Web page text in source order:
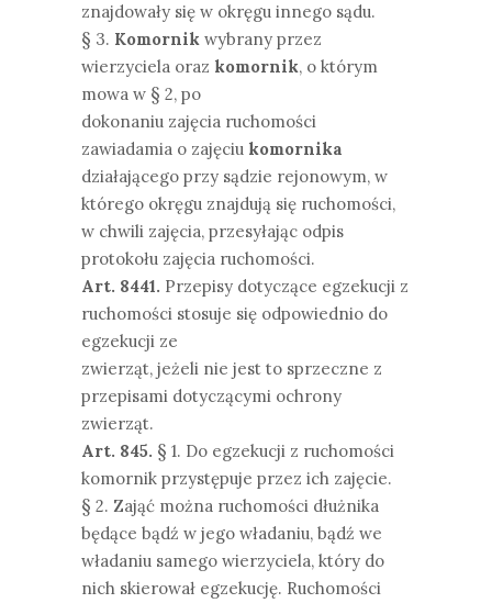
znajdowały się w okręgu innego sądu.
§ 3. Komornik wybrany przez
wierzyciela oraz komornik, o którym
mowa w § 2, po
dokonaniu zajęcia ruchomości
zawiadamia o zajęciu komornika
działającego przy sądzie rejonowym, w
którego okręgu znajdują się ruchomości,
w chwili zajęcia, przesyłając odpis
protokołu zajęcia ruchomości.
Art. 8441. Przepisy dotyczące egzekucji z
ruchomości stosuje się odpowiednio do
egzekucji ze
zwierząt, jeżeli nie jest to sprzeczne z
przepisami dotyczącymi ochrony
zwierząt.
Art. 845. § 1. Do egzekucji z ruchomości
komornik przystępuje przez ich zajęcie.
§ 2. Zająć można ruchomości dłużnika
będące bądź w jego władaniu, bądź we
władaniu samego wierzyciela, który do
nich skierował egzekucję. Ruchomości